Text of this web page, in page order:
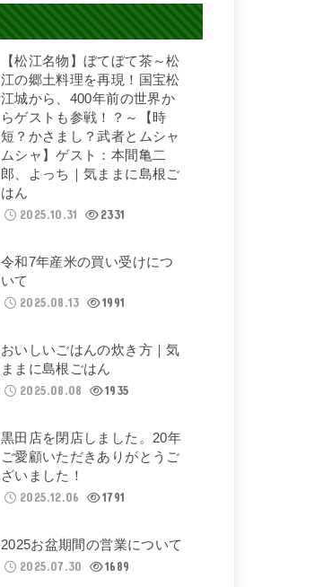
【松江名物】ぼてぼて茶～松
江の郷土料理を再現！国宝松
江城から、400年前の世界か
らゲストも参戦！？～【時
短？かさまし？武者とムシャ
ムシャ】ゲスト：本間亀二
郎、よっち｜気ままに島根ご
はん
2025.10.31
2331
令和7年産米の買い受けにつ
いて
2025.08.13
1991
おいしいごはんの炊き方｜気
ままに島根ごはん
2025.08.08
1935
黒田店を閉店しました。20年
ご愛顧いただきありがとうご
ざいました！
2025.12.06
1791
2025お盆期間の営業について
2025.07.30
1689